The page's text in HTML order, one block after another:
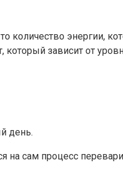
количество энергии,
зависит от
день.
на сам процесс